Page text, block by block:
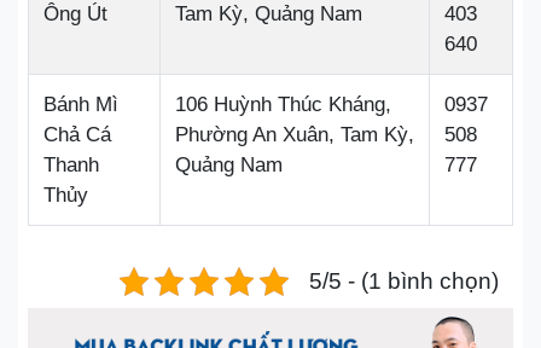
Ông Út
Tam Kỳ, Quảng Nam
403
640
Bánh Mì
Chả Cá
Thanh
Thủy
106 Huỳnh Thúc Kháng,
Phường An Xuân, Tam Kỳ,
Quảng Nam
0937
508
777
5/5 - (1 bình chọn)